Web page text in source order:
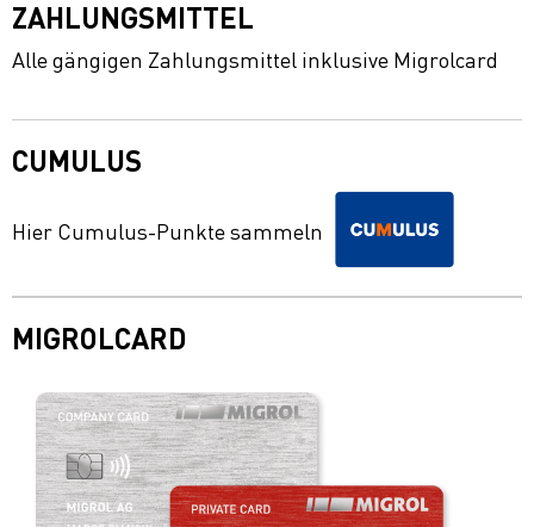
ZAHLUNGSMITTEL
Alle gängigen Zahlungsmittel inklusive Migrolcard
CUMULUS
Hier Cumulus-Punkte sammeln
MIGROLCARD